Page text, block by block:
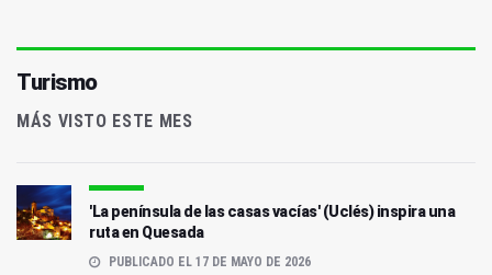
Turismo
MÁS VISTO ESTE MES
'La península de las casas vacías' (Uclés) inspira una
ruta en Quesada
PUBLICADO EL 17 DE MAYO DE 2026